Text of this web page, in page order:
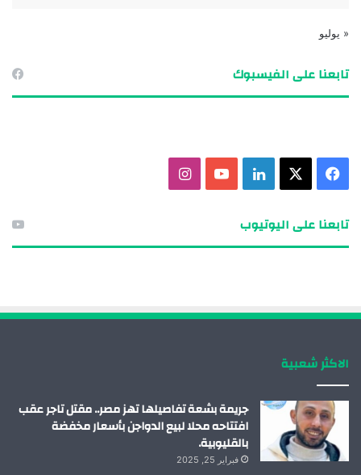
« يوليو
تابعنا على الفيسبوك
تابعنا على اليوتيوب
الاكثر شعبية
جريمة بشعة تفاصيلها تهز مصر.. مقتل تاجر عقب
افتتاحه محلا لبيع الدواجن بأسعار مخفضة
بالقليوبية.
فبراير 25, 2025